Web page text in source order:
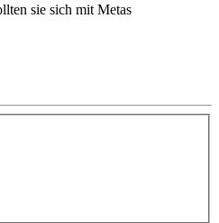
sie sich mit Metas